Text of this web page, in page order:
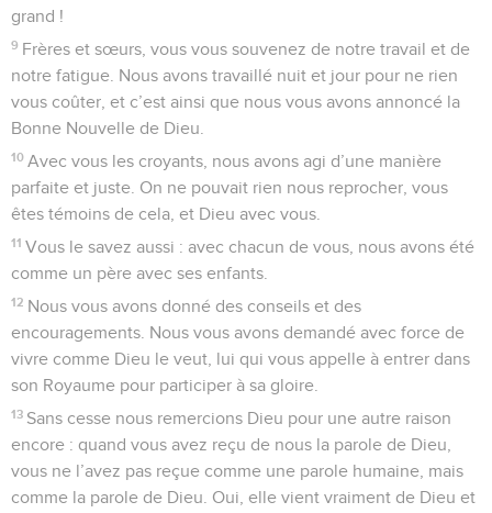
grand !
9 Frères et sœurs, vous vous souvenez de notre travail et de
notre fatigue. Nous avons travaillé nuit et jour pour ne rien
vous coûter, et c’est ainsi que nous vous avons annoncé la
Bonne Nouvelle de Dieu.
10 Avec vous les croyants, nous avons agi d’une manière
parfaite et juste. On ne pouvait rien nous reprocher, vous
êtes témoins de cela, et Dieu avec vous.
11 Vous le savez aussi : avec chacun de vous, nous avons été
comme un père avec ses enfants.
12 Nous vous avons donné des conseils et des
encouragements. Nous vous avons demandé avec force de
vivre comme Dieu le veut, lui qui vous appelle à entrer dans
son Royaume pour participer à sa gloire.
13 Sans cesse nous remercions Dieu pour une autre raison
encore : quand vous avez reçu de nous la parole de Dieu,
vous ne l’avez pas reçue comme une parole humaine, mais
comme la parole de Dieu. Oui, elle vient vraiment de Dieu et